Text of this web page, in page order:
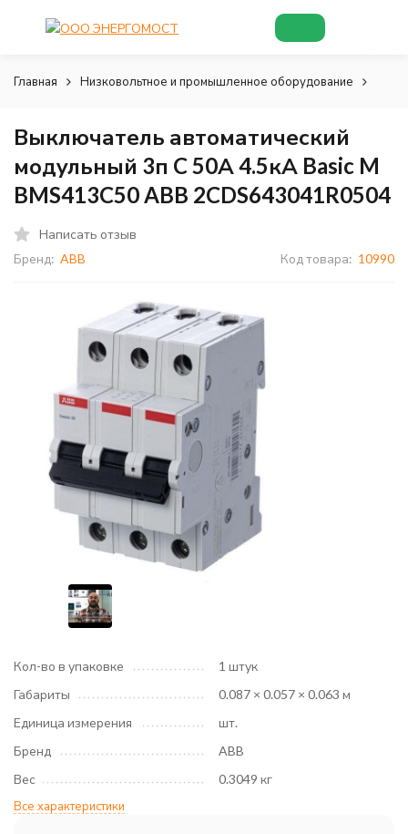
Главная Низковольтное и промышленное оборудование
Выключатель автоматический
модульный 3п C 50А 4.5кА Basic M
BMS413C50 ABB 2CDS643041R0504
Написать отзыв
Бренд: ABB Код товара: 10990
Кол-во в упаковке
1 штук
Габариты
0.087 × 0.057 × 0.063 м
Единица измерения
шт.
Бренд
ABB
Вес
0.3049 кг
Все характеристики